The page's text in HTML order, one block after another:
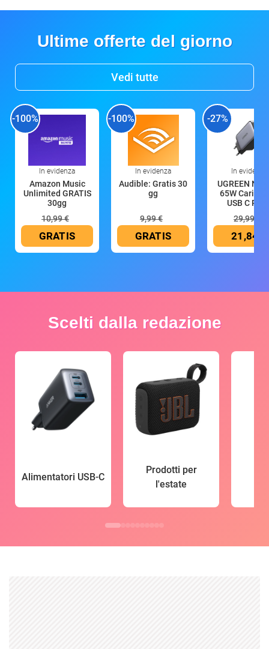
Ultime offerte del giorno
Vedi tutte
-100%
In evidenza
Amazon Music
Unlimited GRATIS
30gg
10,99 €
GRATIS
-100%
In evidenza
Audible: Gratis 30
gg
9,99 €
GRATIS
-27%
In evidenza
UGREEN
65W
USB C
29,99 €
21,84 €
Scelti dalla redazione
Alimentatori USB-C
Prodotti per
l'estate